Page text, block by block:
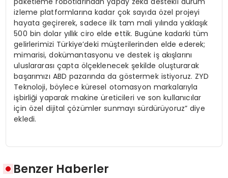
izleme platformlarına kadar çok sayıda özel projeyi
hayata geçirerek, sadece ilk tam mali yılında yaklaşık
500 bin dolar yıllık ciro elde ettik. Bugüne kadarki tüm
gelirlerimizi Türkiye’deki müşterilerinden elde ederek;
mimarisi, dokümantasyonu ve destek iş akışlarını
uluslararası çapta ölçeklenecek şekilde oluşturarak
başarımızı ABD pazarında da göstermek istiyoruz. ZYD
Teknoloji, böylece küresel otomasyon markalarıyla
işbirliği yaparak makine üreticileri ve son kullanıcılar
için özel dijital çözümler sunmayı sürdürüyoruz” diye
ekledi.
Benzer Haberler